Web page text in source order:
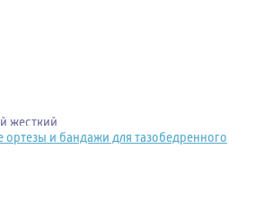
и бандажи для тазобедренного